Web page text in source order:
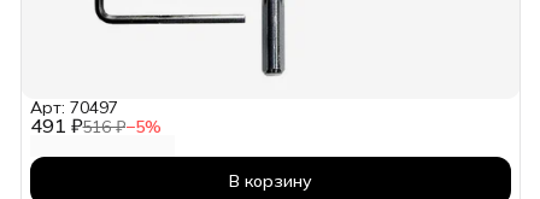
491 ₽516 ₽−5%
Арт: 70497
В корзину